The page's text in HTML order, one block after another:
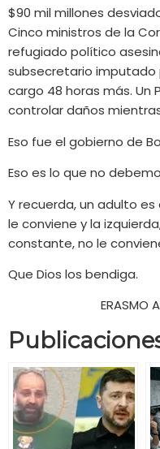
$90 mil millones
Cinco ministros de la
refugiado político
subsecretario imputado
cargo 48 horas más.
controlar daños
Eso fue el gobierno de
Eso es lo que no
Y recuerda, un adulto
le conviene y la
constante, no le
Que Dios los bendiga.
ERASMO